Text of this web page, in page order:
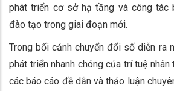
phát triển cơ sở hạ tầng và công tác
đào tạo trong giai đoạn mới.
Trong bối cảnh chuyển đổi số diễn ra
phát triển nhanh chóng của trí tuệ
các báo cáo đề dẫn và thảo luận